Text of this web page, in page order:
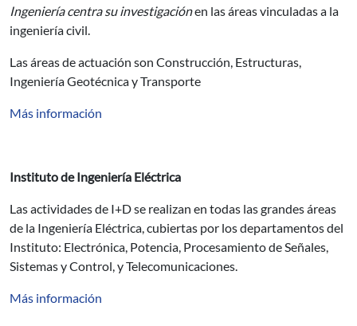
Ingeniería centra su investigaciónen las áreas vinculadas a la
ingeniería civil.
Las áreas de actuación son Construcción, Estructuras,
Ingeniería Geotécnica y Transporte
Más información
Instituto de Ingeniería Eléctrica
Las actividades de I+D se realizan en todas las grandes áreas
de la Ingeniería Eléctrica, cubiertas por los departamentos del
Instituto: Electrónica, Potencia, Procesamiento de Señales,
Sistemas y Control, y Telecomunicaciones.
Más información